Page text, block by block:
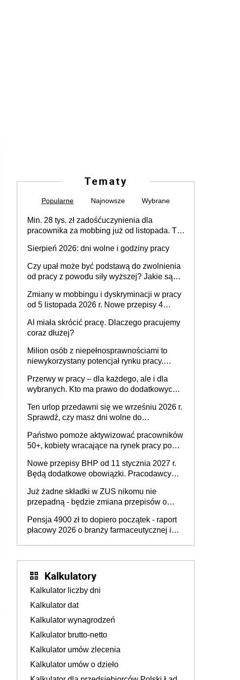
Tematy
Popularne Najnowsze Wybrane
Min. 28 tys. zł zadośćuczynienia dla
pracownika za mobbing już od listopada. To
zespołu
Sierpień 2026: dni wolne i godziny pracy
Czy upał może być podstawą do zwolnienia
od pracy z powodu siły wyższej? Jakie są
Zmiany w mobbingu i dyskryminacji w pracy
od 5 listopada 2026 r. Nowe przepisy 4
Ustaw
AI miała skrócić pracę. Dlaczego pracujemy
coraz dłużej?
Milion osób z niepełnosprawnościami to
niewykorzystany potencjał rynku pracy.
dofinansowań czy refundacji, ale bariery po
stronie systemu i świadomości
pracodawców [WYWIAD]
Przerwy w pracy – dla każdego, ale i dla
wybranych. Kto ma prawo do dodatkowych
Ten urlop przedawni się we wrześniu 2026 r.
Sprawdź, czy masz dni wolne do
Państwo pomoże aktywizować pracowników
50+, kobiety wracające na rynek pracy po
osoby neuroatypowe. Powstanie Fundusz
na rzecz Inkluzywności w Zatrudnianiu?
Nowe przepisy BHP od 11 stycznia 2027 r.
Będą dodatkowe obowiązki. Pracodawcy
Już żadne składki w ZUS nikomu nie
przepadną - będzie zmiana przepisów o
ubezpieczeniom społecznym
Pensja 4900 zł to dopiero początek - raport
płacowy 2026 o branży farmaceutycznej i
Kalkulatory
Kalkulator liczby dni
Kalkulator dat
Kalkulator wynagrodzeń
Kalkulator brutto-netto
Kalkulator umów zlecenia
Kalkulator umów o dzieło